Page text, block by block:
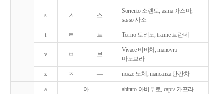
s ㅅ 스
Sorrento 소렌토, asma 아스마,
sasso 사소
t ㅌ 트 Torino 토리노, tranne 트란네
v ㅂ 브
Vivace 비바체, manovra
마노브라
z ㅊ ― nozze 노체, mancanza 만칸차
a 아 abituro 아비투로, capra 카프라